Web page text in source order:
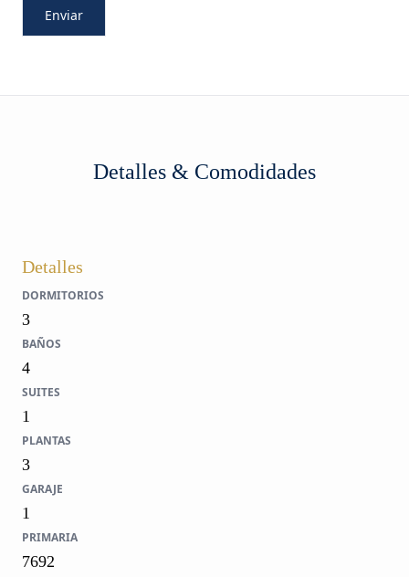
Enviar
Detalles & Comodidades
Detalles
DORMITORIOS
3
BAÑOS
4
SUITES
1
PLANTAS
3
GARAJE
1
PRIMARIA
7692